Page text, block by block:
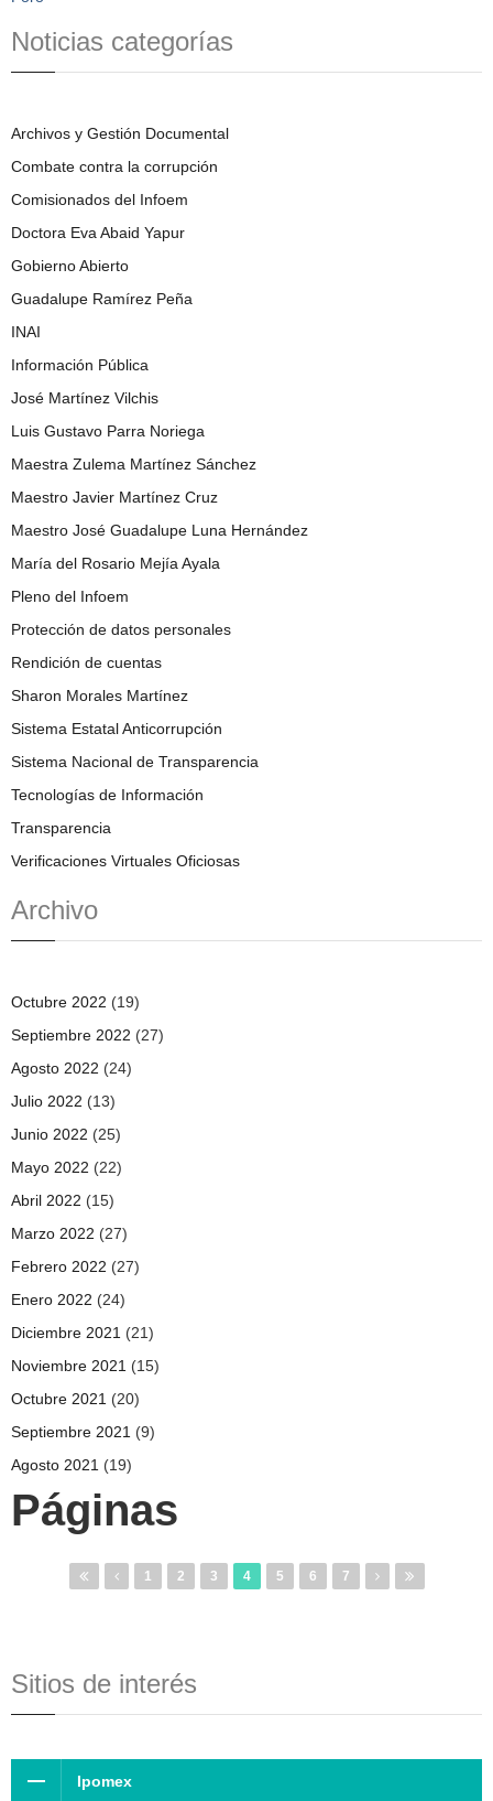
Noticias categorías
Archivos y Gestión Documental
Combate contra la corrupción
Comisionados del Infoem
Doctora Eva Abaid Yapur
Gobierno Abierto
Guadalupe Ramírez Peña
INAI
Información Pública
José Martínez Vilchis
Luis Gustavo Parra Noriega
Maestra Zulema Martínez Sánchez
Maestro Javier Martínez Cruz
Maestro José Guadalupe Luna Hernández
María del Rosario Mejía Ayala
Pleno del Infoem
Protección de datos personales
Rendición de cuentas
Sharon Morales Martínez
Sistema Estatal Anticorrupción
Sistema Nacional de Transparencia
Tecnologías de Información
Transparencia
Verificaciones Virtuales Oficiosas
Archivo
Octubre 2022 (19)
Septiembre 2022 (27)
Agosto 2022 (24)
Julio 2022 (13)
Junio 2022 (25)
Mayo 2022 (22)
Abril 2022 (15)
Marzo 2022 (27)
Febrero 2022 (27)
Enero 2022 (24)
Diciembre 2021 (21)
Noviembre 2021 (15)
Octubre 2021 (20)
Septiembre 2021 (9)
Agosto 2021 (19)
Páginas
1 2 3 4 5 6 7
Sitios de interés
Ipomex